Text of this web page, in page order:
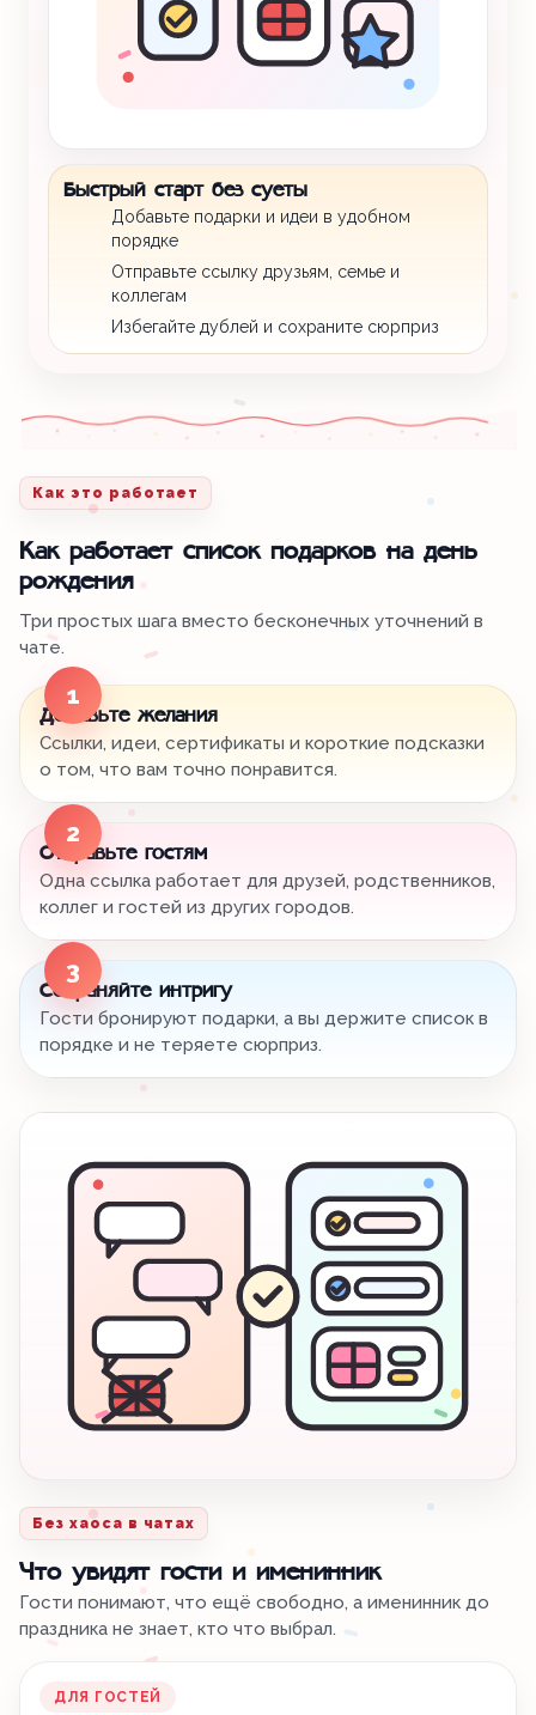
Быстрый старт без суеты
Добавьте подарки и идеи в удобном
порядке
Отправьте ссылку друзьям, семье и
коллегам
Избегайте дублей и сохраните сюрприз
Как это работает
Как работает список подарков на день
рождения
Три простых шага вместо бесконечных уточнений в
чате.
1
Добавьте желания
Ссылки, идеи, сертификаты и короткие подсказки
о том, что вам точно понравится.
2
Отправьте гостям
Одна ссылка работает для друзей, родственников,
коллег и гостей из других городов.
3
Сохраняйте интригу
Гости бронируют подарки, а вы держите список в
порядке и не теряете сюрприз.
Без хаоса в чатах
Что увидят гости и именинник
Гости понимают, что ещё свободно, а именинник до
праздника не знает, кто что выбрал.
ДЛЯ ГОСТЕЙ